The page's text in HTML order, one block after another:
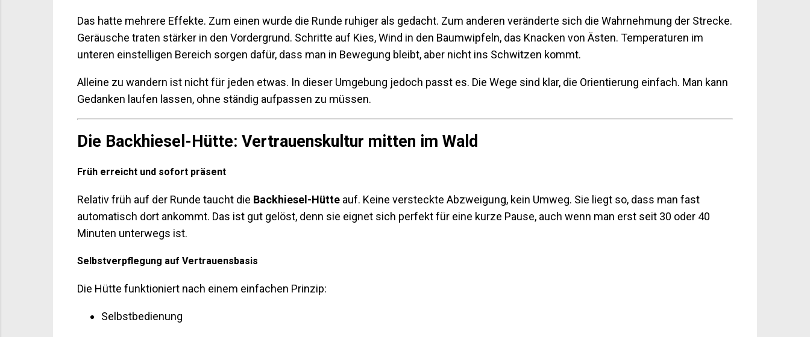
Das hatte mehrere Effekte. Zum einen wurde die Runde ruhiger als gedacht. Zum anderen veränderte sich die Wahrnehmung der Strecke.
Geräusche traten stärker in den Vordergrund. Schritte auf Kies, Wind in den Baumwipfeln, das Knacken von Ästen. Temperaturen im
unteren einstelligen Bereich sorgen dafür, dass man in Bewegung bleibt, aber nicht ins Schwitzen kommt.
Alleine zu wandern ist nicht für jeden etwas. In dieser Umgebung jedoch passt es. Die Wege sind klar, die Orientierung einfach. Man kann
Gedanken laufen lassen, ohne ständig aufpassen zu müssen.
Die Backhiesel-Hütte: Vertrauenskultur mitten im Wald
Früh erreicht und sofort präsent
Relativ früh auf der Runde taucht die Backhiesel-Hütte auf. Keine versteckte Abzweigung, kein Umweg. Sie liegt so, dass man fast
automatisch dort ankommt. Das ist gut gelöst, denn sie eignet sich perfekt für eine kurze Pause, auch wenn man erst seit 30 oder 40
Minuten unterwegs ist.
Selbstverpflegung auf Vertrauensbasis
Die Hütte funktioniert nach einem einfachen Prinzip:
Selbstbedienung